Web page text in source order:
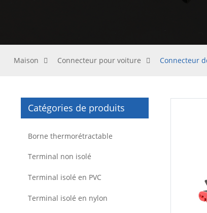
Maison Connecteur pour voiture Connecteur
Catégories de produits
Borne thermorétractable
Terminal non isolé
Terminal isolé en PVC
Terminal isolé en nylon